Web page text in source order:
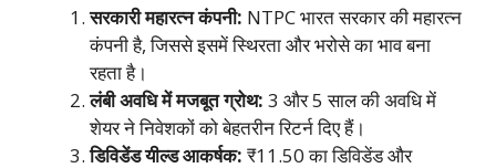
सरकारी महारत्न कंपनी: NTPC भारत सरकार की महारत्न
कंपनी है, जिससे इसमें स्थिरता और भरोसे का भाव बना
रहता है।
लंबी अवधि में मजबूत ग्रोथ: 3 और 5 साल की अवधि में
शेयर ने निवेशकों को बेहतरीन रिटर्न दिए हैं।
डिविडेंड यील्ड आकर्षक: ₹11.50 का डिविडेंड और